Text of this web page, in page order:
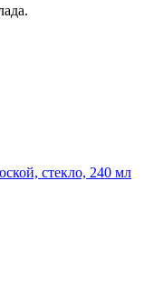
стекло, 240 мл